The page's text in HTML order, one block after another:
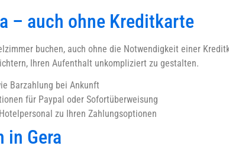
– auch ohne Kreditkarte
buchen, auch ohne die Notwendigkeit einer
Ihren Aufenthalt unkompliziert zu gestalten.
Barzahlung bei Ankunft
für Paypal oder Sofortüberweisung
zu Ihren Zahlungsoptionen
in Gera